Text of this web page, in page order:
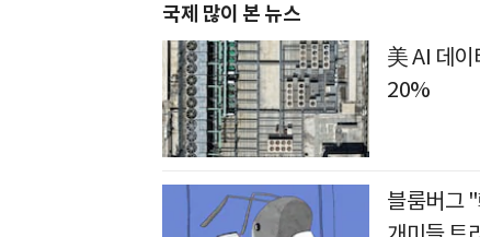
국제 많이 본 뉴스
美 AI 데
20%
블룸버그